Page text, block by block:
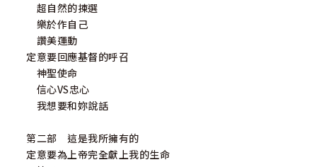
超自然的揀選
樂於作自己
讚美運動
定意要回應基督的呼召
神聖使命
信心VS忠心
我想要和妳說話
第二部 這是我所擁有的
定意要為上帝完全獻上我的生命